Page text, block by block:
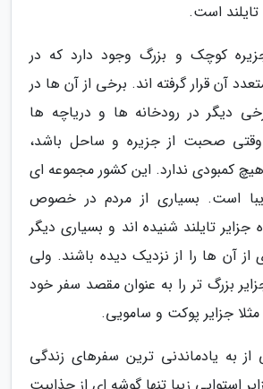
تایلند است.
کوچک و بزرگ وجود دارد که در
آن قرار گرفته اند. برخی از آن ها در
دیگر در رودخانه ها و دریاچه ها
صحبت از جزیره و ساحل باشد،
هیچ کمبودی ندارد. این کشور مجموعه ای
است. بسیاری از مردم در خصوص
جزایر تایلند شنیده اند و بسیاری دیگر
آن ها را از نزدیک دیده باشند. ولی
بزرگ تر را به عنوان مقصد سفر خود
جزایر پوکت و سامویی.
از به یادماندنی ترین سفرهای زندگی